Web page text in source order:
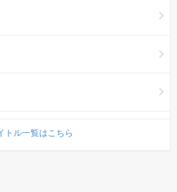
トル一覧はこちら